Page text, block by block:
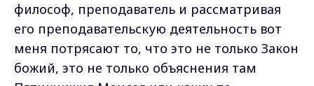
философ, преподаватель и рассматривая
его преподавательскую деятельность вот
меня потрясают то, что это не только Закон
божий, это не только объяснения там